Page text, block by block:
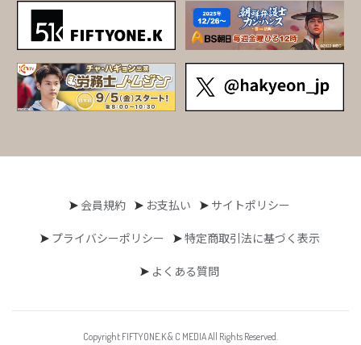
会員規約 お支払い サイトポリシー
プライバシーポリシー 特定商取引法に基づく表示
よくある質問
Copyright FIFTYONE.K & C MEDIA All Rights Reserved.